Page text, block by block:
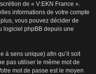
de « V:EKN France ».
informations de votre compte
vous pouvez décider de
logiciel phpBB depuis une
à sens unique) afin qu’il soit
pas utiliser le même mot de
mot de passe est le moyen